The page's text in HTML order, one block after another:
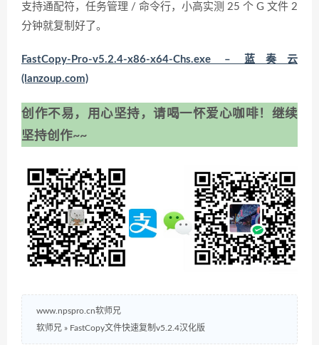
支持通配符，任务管理 / 命令行，小高实测 25 个 G 文件 2
分钟就复制好了。
FastCopy-Pro-v5.2.4-x86-x64-Chs.exe – 蓝奏云
(lanzoup.com)
创作不易，用心坚持，请喝一怀爱心咖啡！继续
坚持创作~~
www.npspro.cn软师兄
软师兄 » FastCopy文件快速复制v5.2.4汉化版